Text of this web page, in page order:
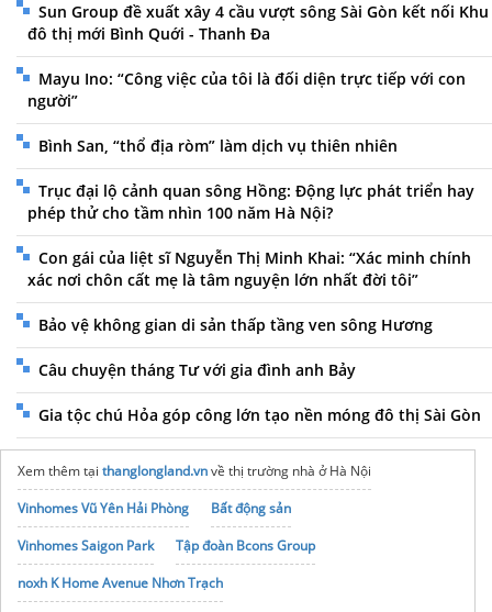
Sun Group đề xuất xây 4 cầu vượt sông Sài Gòn kết nối Khu
đô thị mới Bình Quới - Thanh Đa
Mayu Ino: “Công việc của tôi là đối diện trực tiếp với con
người”
Bình San, “thổ địa ròm” làm dịch vụ thiên nhiên
Trục đại lộ cảnh quan sông Hồng: Động lực phát triển hay
phép thử cho tầm nhìn 100 năm Hà Nội?
Con gái của liệt sĩ Nguyễn Thị Minh Khai: “Xác minh chính
xác nơi chôn cất mẹ là tâm nguyện lớn nhất đời tôi”
Bảo vệ không gian di sản thấp tầng ven sông Hương
Câu chuyện tháng Tư với gia đình anh Bảy
Gia tộc chú Hỏa góp công lớn tạo nền móng đô thị Sài Gòn
Xem thêm tại thanglongland.vnvề thị trường nhà ở Hà Nội
Vinhomes Vũ Yên Hải Phòng
Bất động sản
Vinhomes Saigon Park
Tập đoàn Bcons Group
noxh K Home Avenue Nhơn Trạch